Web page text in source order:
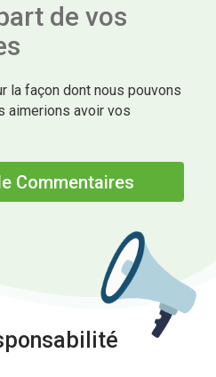
de vos
la façon dont nous pouvons
aimerions avoir vos
Commentaires